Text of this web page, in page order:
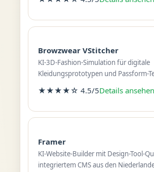
Browzwear VStitcher
KI-3D-Fashion-Simulation für digitale
Kleidungsprototypen und Passform-
★★★★☆ 4.5/5Details
Framer
KI-Website-Builder mit Design-Tool-
integriertem CMS aus den